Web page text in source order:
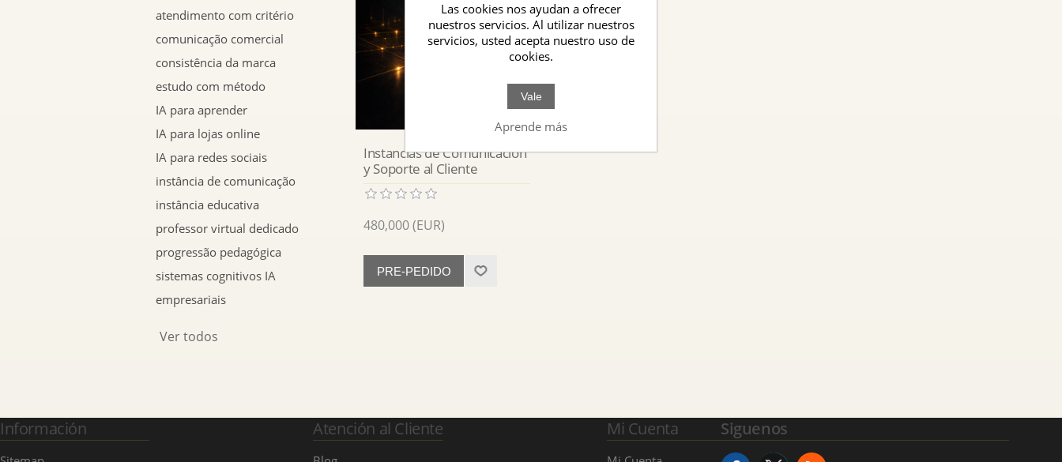
atendimento com critério
comunicação comercial
consistência da marca
estudo com método
IA para aprender
IA para lojas online
IA para redes sociais
instância de comunicação
instância educativa
professor virtual dedicado
progressão pedagógica
sistemas cognitivos IA
empresariais
Ver todos
Instancias de Comunicación
y Soporte al Cliente
480,000 (EUR)
PRE-PEDIDO
Información Atención al Cliente Mi Cuenta Siguenos
Las cookies nos ayudan a ofrecer
nuestros servicios. Al utilizar nuestros
servicios, usted acepta nuestro uso de
cookies.
Vale
Aprende más